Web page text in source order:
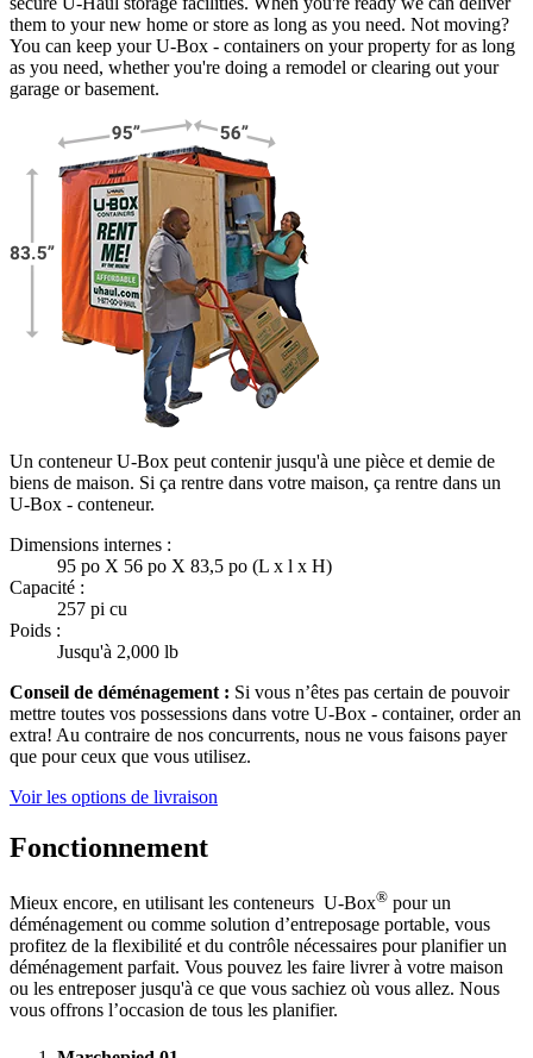
them to your new home or store as long as you need. Not moving?
You can keep yourU-Box - containers on your property for as long
as you need, whether you're doing a remodel or clearing out your
garage or basement.
Un conteneur U-Box peut contenir jusqu'à une pièce et demie de
biens de maison. Si ça rentre dans votre maison, ça rentre dans un
U-Box - conteneur.
Dimensions internes :
95 po X 56 po X 83,5 po (L x l x H)
Capacité :
257 pi cu
Poids :
Jusqu'à 2,000 lb
Conseil de déménagement : Si vous n’êtes pas certain de pouvoir
mettre toutes vos possessions dans votre U-Box - container, order an
extra! Au contraire de nos concurrents, nous ne vous faisons payer
que pour ceux que vous utilisez.
Voir les options de livraison
Fonctionnement
Mieux encore, en utilisant les conteneurs U-Box® pour un
déménagement ou comme solution d’entreposage portable, vous
profitez de la flexibilité et du contrôle nécessaires pour planifier un
déménagement parfait. Vous pouvez les faire livrer à votre maison
ou les entreposer jusqu'à ce que vous sachiez où vous allez. Nous
vous offrons l’occasion de tous les planifier.